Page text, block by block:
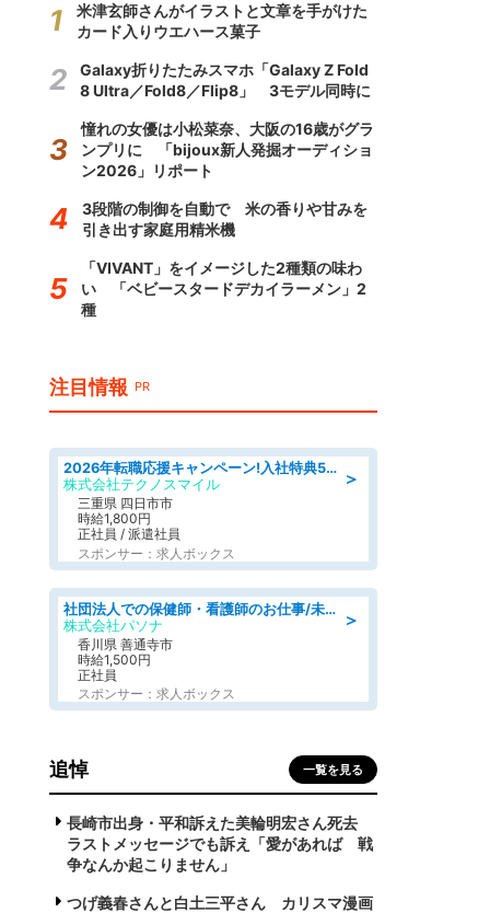
米津玄師さんがイラストと文章を手がけた
カード入りウエハース菓子
Galaxy折りたたみスマホ「Galaxy Z Fold
8 Ultra／Fold8／Flip8」 3モデル同時に
憧れの女優は小松菜奈、大阪の16歳がグラ
ンプリに 「bijoux新人発掘オーディショ
ン2026」リポート
3段階の制御を自動で 米の香りや甘みを
引き出す家庭用精米機
「VIVANT」をイメージした2種類の味わ
い 「ベビースタードデカイラーメン」2
種
注目情報 PR
＞
2026年転職応援キャンペーン!入社特典58万円/デンソーで働こう!自動車工場で小型部品の検査業務 denso aichi
株式会社テクノスマイル
三重県 四日市市
時給1,800円
正社員 / 派遣社員
スポンサー：求人ボックス
＞
社団法人での保健師・看護師のお仕事/未経験OK/要資格:普通免許、保健師、正看護師
株式会社パソナ
香川県 善通寺市
時給1,500円
正社員
スポンサー：求人ボックス
追悼 一覧を見る
長崎市出身・平和訴えた美輪明宏さん死去
ラストメッセージでも訴え「愛があれば 戦
争なんか起こりません」
つげ義春さんと白土三平さん カリスマ漫画